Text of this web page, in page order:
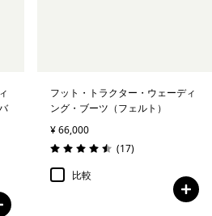
フット・トラクター・ウェーディ
ング・ブーツ（フェルト）
¥ 66,000
評価: 4.5 / 5
(17レビュー
)
比較